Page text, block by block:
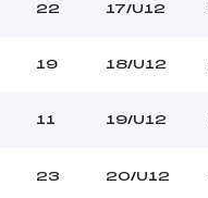
22 17/U12
19 18/U12
11 19/U12
23 20/U12